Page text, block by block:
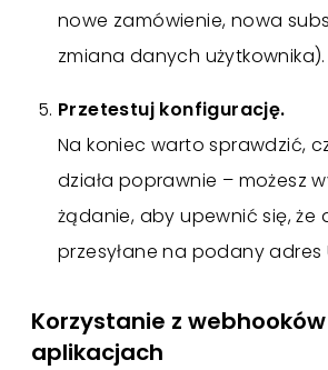
nowe zamówienie, nowa
zmiana danych użytkownika).
Przetestuj konfigurację.
Na koniec warto sprawdzić,
działa poprawnie – możesz
żądanie, aby upewnić się, że
przesyłane na podany adres
Korzystanie z
aplikacjach